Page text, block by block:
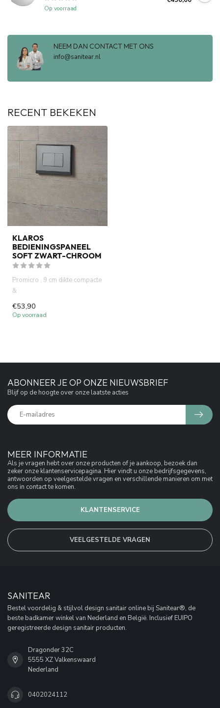
Op voorraad
NEEM DAN CONTACT MET ONS
info@sanitear.nl
RECENT BEKEKEN
KLAROS
BEDIENINGSPANEEL
SOFT ZWART-CHROOM
Promicro , 9 cm dikte compacte
&
ruimtebesparend inbouwreservoir
. Ideaal voor k...
€53,90
Op voorraad
MEER INFORMATIE
Als je vragen hebt over onze producten of je aankoop, bezoek dan
zeker onze klantenservicepagina. Hier vindt u onze bedrijfsgegevens,
antwoorden op veelgestelde vragen en verschillende manieren om met
ons in contact te komen.
KLANTENSERVICE
VEELGESTELDE VRAGEN
ABONNEER JE OP ONZE NIEUWSBRIEF
Blijf op de hoogte over onze laatste acties
SANITEAR
Bestel voordelig & stijlvol design sanitair online bij Sanitear®, de
beste badkamer winkel van Nederland en België. Inclusief EUIPO
geregistreerde design sanitair producten.
Dragonder 32C
5555 XZ Valkenswaard
Nederland
0402024112